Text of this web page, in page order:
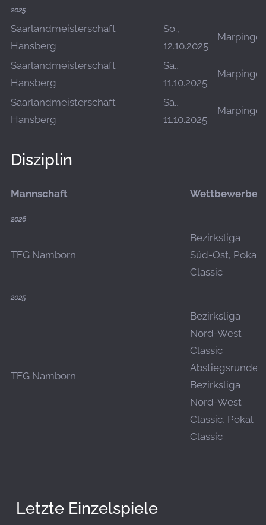
2025
Saarlandmeisterschaft
Hansberg
So.,
12.10.2025
Saarlandmeisterschaft
Hansberg
Sa.,
11.10.2025
Saarlandmeisterschaft
Hansberg
Sa.,
11.10.2025
Disziplin
Mannschaft Wettbewerbe
2026
TFG Namborn
Bezirksliga
Süd-Ost, Pokal
Classic
2025
TFG Namborn
Bezirksliga
Nord-West
Classic
Abstiegsrunde,
Bezirksliga
Nord-West
Classic, Pokal
Classic
Letzte Einzelspiele